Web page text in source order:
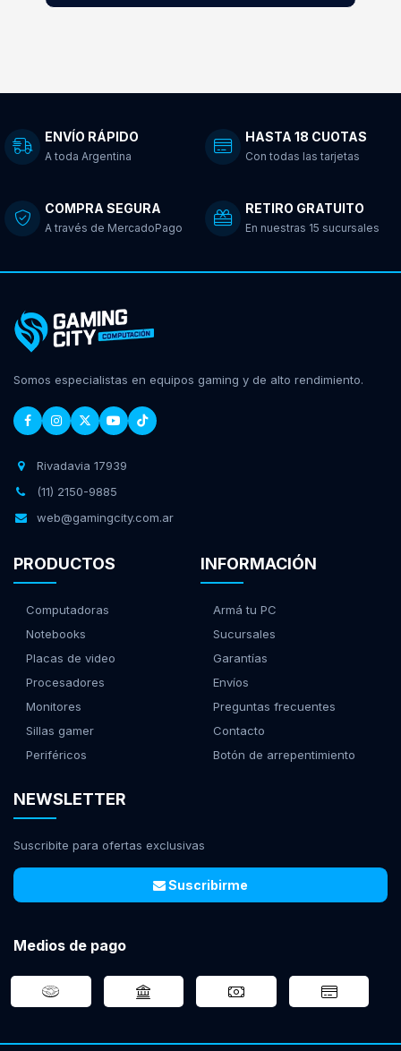
ENVÍO RÁPIDO
A toda Argentina
HASTA 18 CUOTAS
Con todas las tarjetas
COMPRA SEGURA
A través de MercadoPago
RETIRO GRATUITO
En nuestras 15 sucursales
Somos especialistas en equipos gaming y de alto rendimiento.
Rivadavia 17939
(11) 2150-9885
web@gamingcity.com.ar
PRODUCTOS
Computadoras
Notebooks
Placas de video
Procesadores
Monitores
Sillas gamer
Periféricos
INFORMACIÓN
Armá tu PC
Sucursales
Garantías
Envíos
Preguntas frecuentes
Contacto
Botón de arrepentimiento
NEWSLETTER
Suscribite para ofertas exclusivas
Suscribirme
Medios de pago